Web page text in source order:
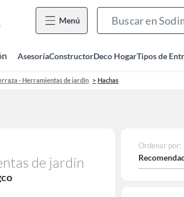
Menú
AsesoríaConstructorDeco HogarTipos de
- Herramientas de jardín Hachas
de jardín
Ordenar por: